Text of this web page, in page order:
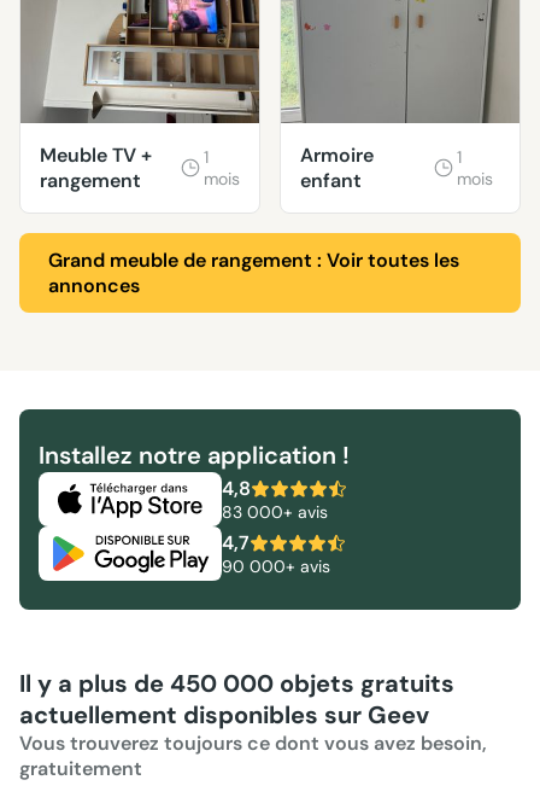
Meuble TV +
rangement
1
mois
Armoire
enfant
1
mois
Grand meuble de rangement : Voir toutes les
annonces
Installez notre application !
4,8
83 000+ avis
4,7
90 000+ avis
Il y a plus de 450 000 objets gratuits
actuellement disponibles sur Geev
Vous trouverez toujours ce dont vous avez besoin,
gratuitement